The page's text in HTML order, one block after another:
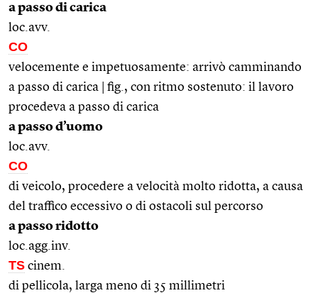
a passo di carica
loc.avv.
CO
velocemente e impetuosamente: arrivò camminando
a passo di carica | fig., con ritmo sostenuto: il lavoro
procedeva a passo di carica
a passo d’uomo
loc.avv.
CO
di veicolo, procedere a velocità molto ridotta, a causa
del traffico eccessivo o di ostacoli sul percorso
a passo ridotto
loc.agg.inv.
TS cinem.
di pellicola, larga meno di 35 millimetri